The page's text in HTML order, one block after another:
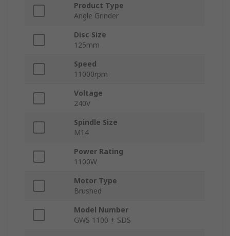
Product Type
Angle Grinder
Disc Size
125mm
Speed
11000rpm
Voltage
240V
Spindle Size
M14
Power Rating
1100W
Motor Type
Brushed
Model Number
GWS 1100 + SDS